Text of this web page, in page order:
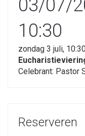
03/07/
10:30
zondag 3 juli,
Celebrant: Pastor
Reserveren